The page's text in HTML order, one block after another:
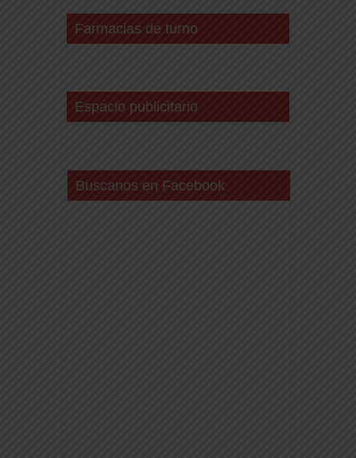
Farmacias de turno
Espacio publicitario
Buscanos en Facebook